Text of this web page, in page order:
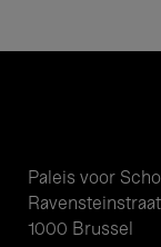
Paleis voor
1000 Brussel